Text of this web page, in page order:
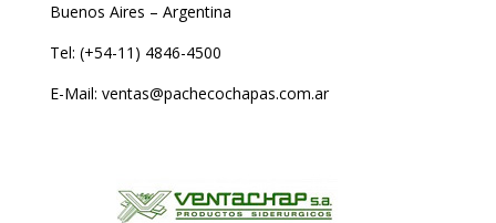
Buenos Aires – Argentina
Tel: (+54-11) 4846-4500
E-Mail: ventas@pachecochapas.com.ar